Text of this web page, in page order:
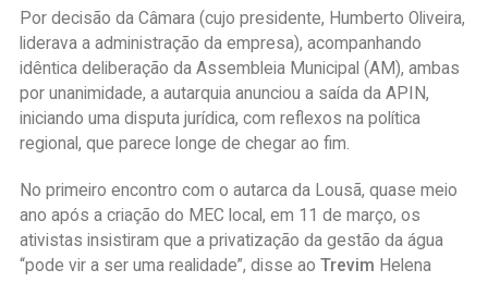
Por decisão da Câmara (cujo presidente, Humberto Oliveira,
liderava a administração da empresa), acompanhando
idêntica deliberação da Assembleia Municipal (AM), ambas
por unanimidade, a autarquia anunciou a saída da APIN,
iniciando uma disputa jurídica, com reflexos na política
regional, que parece longe de chegar ao fim.
No primeiro encontro com o autarca da Lousã, quase meio
ano após a criação do MEC local, em 11 de março, os
ativistas insistiram que a privatização da gestão da água
“pode vir a ser uma realidade”, disse ao Trevim Helena